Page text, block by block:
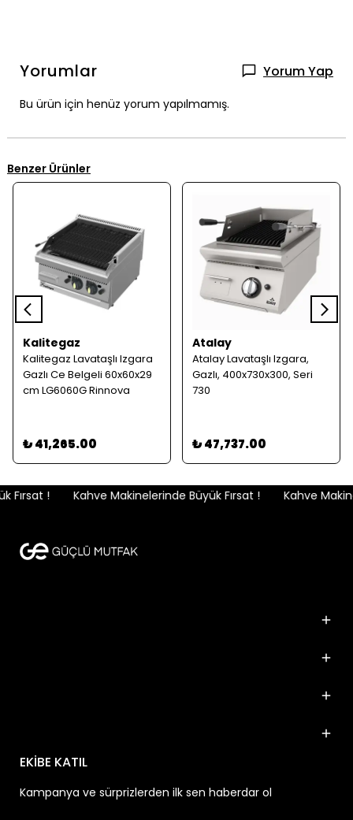
Yorumlar Yorum Yap
Bu ürün için henüz yorum yapılmamış.
Benzer Ürünler
Kalitegaz
Kalitegaz Lavataşlı Izgara
Gazlı Ce Belgeli 60x60x29
cm LG6060G Rinnova
₺ 41,265.00
Atalay
Atalay Lavataşlı Izgara,
Gazlı, 400x730x300, Seri
730
₺ 47,737.00
Fırsat ! Kahve Makinelerinde Büyük Fırsat ! Kahve
EKİBE KATIL
Kampanya ve sürprizlerden ilk sen haberdar ol